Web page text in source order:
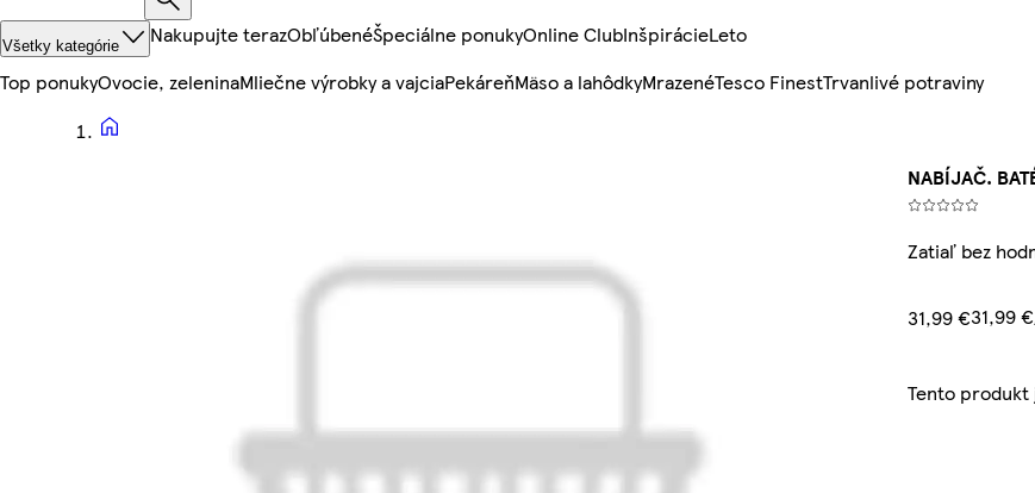
Všetky kategórie Nakupujte terazObľúbenéŠpeciálne ponukyOnline ClubInšpirácieLeto
Top ponukyOvocie, zeleninaMliečne výrobky a vajciaPekáreňMäso a lahôdkyMrazenéTesco FinestTrvanlivé potraviny
NABÍJAČ.
Zatiaľ bez
31,99 €31,99
Tento